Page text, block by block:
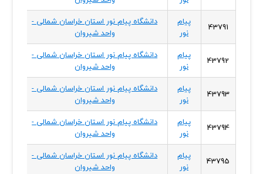
43791
پیام
نور
دانشگاه پیام نور استان خراسان شمالی -
واحد شیروان
43792
پیام
نور
دانشگاه پیام نور استان خراسان شمالی -
واحد شیروان
43793
پیام
نور
دانشگاه پیام نور استان خراسان شمالی -
واحد شیروان
43794
پیام
نور
دانشگاه پیام نور استان خراسان شمالی -
واحد شیروان
43795
پیام
نور
دانشگاه پیام نور استان خراسان شمالی -
واحد شیروان